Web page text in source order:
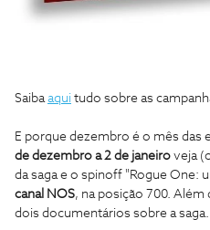
Saibaaqui tudo sobre as
E porque dezembro é o mês das
de dezembro a 2 de janeiro veja
da saga e o spinoff "Rogue One:
canal NOS, na posição 700.
dois documentários sobre a saga.